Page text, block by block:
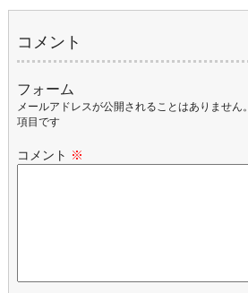
コメント
フォーム
メールアドレスが公開されることはありません。
項目です
コメント ※